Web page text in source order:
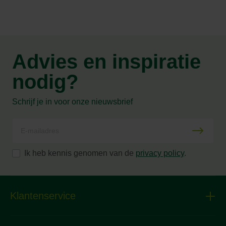
Advies en inspiratie
nodig?
Schrijf je in voor onze nieuwsbrief
Ik heb kennis genomen van de privacy policy.
Klantenservice